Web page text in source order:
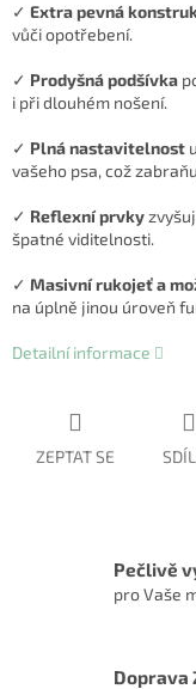
✓ Extra pevná
vůči opotřebení.
✓ Prodyšná podšívka
i při dlouhém nošení.
✓ Plná nastavitelnost
vašeho psa, což
✓ Reflexní prvky
špatné viditelnosti.
✓ Masivní rukojeť a
na úplně jinou úroveň
Detailní informace
ZEPTAT SE
Pečlivě
pro Vaše
Doprava